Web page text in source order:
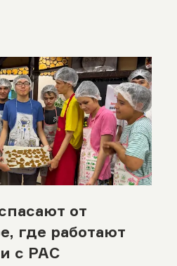
от
где работают
с РАС